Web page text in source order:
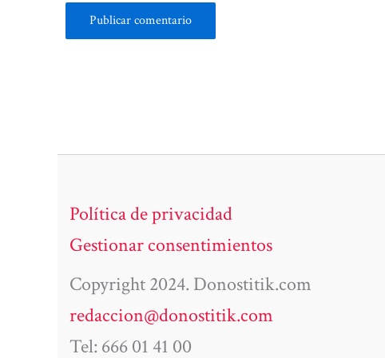
Política de privacidad
Gestionar consentimientos
Copyright 2024. Donostitik.com
redaccion@donostitik.com
Tel: 666 01 41 00